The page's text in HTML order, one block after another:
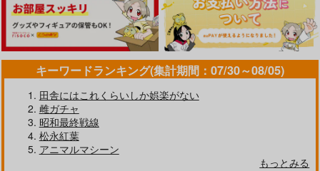
キーワードランキング(集計期間：07/30～08/05)
田舎にはこれくらいしか娯楽がない
雌ガチャ
昭和最終戦線
松永紅葉
アニマルマシーン
もっとみる